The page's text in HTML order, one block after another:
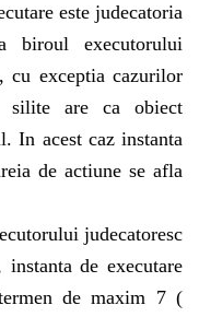
este judecatoria
biroul executorului
cu exceptia cazurilor
silite are ca obiect
In acest caz instanta
de actiune se afla
judecatoresc
de executare
de maxim 7 (